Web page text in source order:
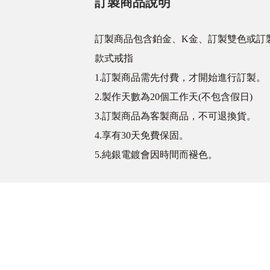
訂製商品包含鉑金、K金、訂製雙色或訂
款式戒指
1.訂製商品需先付費，才開始進行訂製。
2.製作天數為20個工作天(不包含假日)
3.訂製商品為客製商品，不可退換貨。
4.享有30天免費保固。
5.純銀電鍍會因時間而褪色。